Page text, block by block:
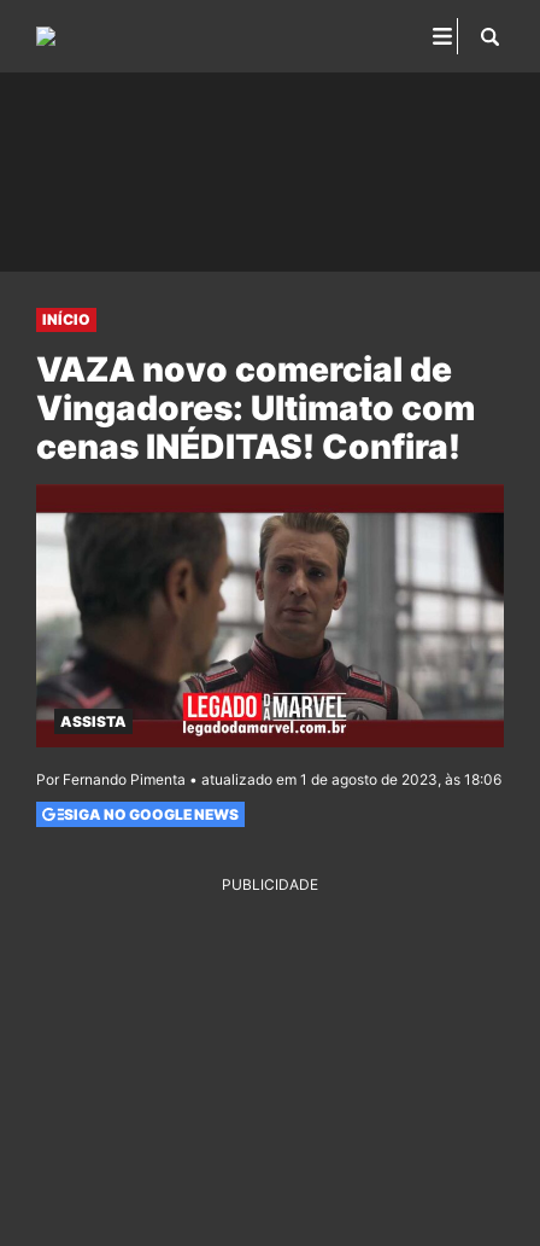
INÍCIO
VAZA novo comercial de
Vingadores: Ultimato com
cenas INÉDITAS! Confira!
ASSISTA
Por Fernando Pimenta • atualizado em 1 de agosto de 2023, às 18:06
SIGA NO GOOGLE NEWS
PUBLICIDADE